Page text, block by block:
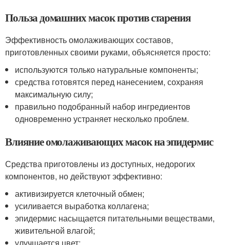
Польза домашних масок против старения
Эффективность омолаживающих составов,
приготовленных своими руками, объясняется просто:
используются только натуральные компоненты;
средства готовятся перед нанесением, сохраняя
максимальную силу;
правильно подобранный набор ингредиентов
одновременно устраняет несколько проблем.
Влияние омолаживающих масок на эпидермис
Средства приготовлены из доступных, недорогих
компонентов, но действуют эффективно:
активизируется клеточный обмен;
усиливается выработка коллагена;
эпидермис насыщается питательными веществами,
живительной влагой;
улучшается цвет;